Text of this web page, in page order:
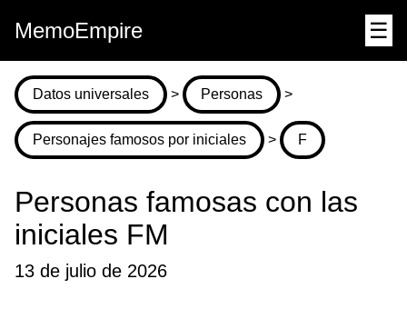
MemoEmpire ☰
Datos universales > Personas >
Personajes famosos por iniciales > F
Personas famosas con las
iniciales FM
13 de julio de 2026